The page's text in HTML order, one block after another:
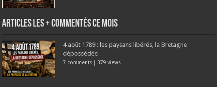
Articles les + commentés ce mois
4 août 1789 : les paysans libérés, la Bretagne
dépossédée
7 comments | 379 views